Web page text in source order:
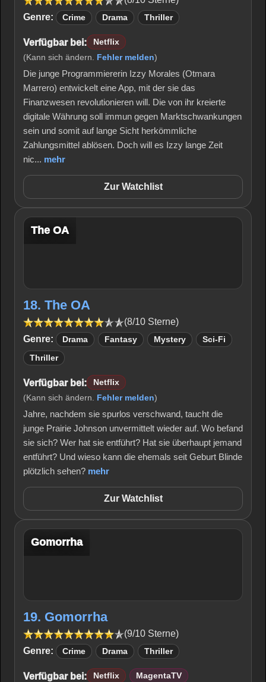
Genre:
Crime Drama Thriller
Verfügbar bei:
Netflix
(Kann sich ändern. Fehler melden)
Die junge Programmiererin Izzy Morales (Otmara
Marrero) entwickelt eine App, mit der sie das
Finanzwesen revolutionieren will. Die von ihr kreierte
digitale Währung soll immun gegen Marktschwankungen
sein und somit auf lange Sicht herkömmliche
Zahlungsmittel ablösen. Doch will es Izzy lange Zeit
nic... mehr
Zur Watchlist
The OA
18. The OA
(8/10 Sterne)
Genre:
Drama Fantasy Mystery Sci-Fi
Thriller
Verfügbar bei:
Netflix
(Kann sich ändern. Fehler melden)
Jahre, nachdem sie spurlos verschwand, taucht die
junge Prairie Johnson unvermittelt wieder auf. Wo befand
sie sich? Wer hat sie entführt? Hat sie überhaupt jemand
entführt? Und wieso kann die ehemals seit Geburt Blinde
plötzlich sehen? mehr
Zur Watchlist
Gomorrha
19. Gomorrha
(9/10 Sterne)
Genre:
Crime Drama Thriller
Verfügbar bei: Netflix
MagentaTV